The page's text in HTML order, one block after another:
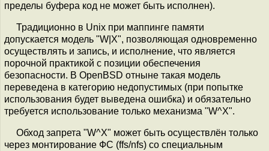
пределы буфера код не может быть исполнен).
Традиционно в Unix при маппинге памяти
допускается модель "W|X", позволяющая одновременно
осуществлять и запись, и исполнение, что является
порочной практикой с позиции обеспечения
безопасности. В OpenBSD отныне такая модель
переведена в категорию недопустимых (при попытке
использования будет выведена ошибка) и обязательно
требуется использование только механизма "W^X".
Обход запрета "W^X" может быть осуществлён только
через монтирование ФС (ffs/nfs) со специальным